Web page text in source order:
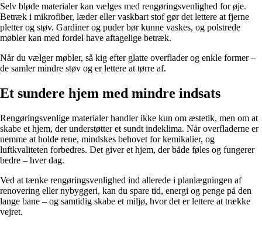
Selv bløde materialer kan vælges med rengøringsvenlighed for øje.
Betræk i mikrofiber, læder eller vaskbart stof gør det lettere at fjerne
pletter og støv. Gardiner og puder bør kunne vaskes, og polstrede
møbler kan med fordel have aftagelige betræk.
Når du vælger møbler, så kig efter glatte overflader og enkle former –
de samler mindre støv og er lettere at tørre af.
Et sundere hjem med mindre indsats
Rengøringsvenlige materialer handler ikke kun om æstetik, men om at
skabe et hjem, der understøtter et sundt indeklima. Når overfladerne er
nemme at holde rene, mindskes behovet for kemikalier, og
luftkvaliteten forbedres. Det giver et hjem, der både føles og fungerer
bedre – hver dag.
Ved at tænke rengøringsvenlighed ind allerede i planlægningen af
renovering eller nybyggeri, kan du spare tid, energi og penge på den
lange bane – og samtidig skabe et miljø, hvor det er lettere at trække
vejret.